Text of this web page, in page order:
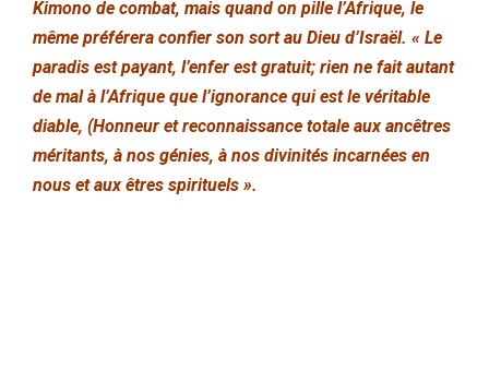
Kimono de combat, mais quand on pille l’Afrique, le
même préférera confier son sort au Dieu d’Israël. « Le
paradis est payant, l’enfer est gratuit; rien ne fait autant
de mal à l’Afrique que l’ignorance qui est le véritable
diable, (Honneur et reconnaissance totale aux ancêtres
méritants, à nos génies, à nos divinités incarnées en
nous et aux êtres spirituels ».